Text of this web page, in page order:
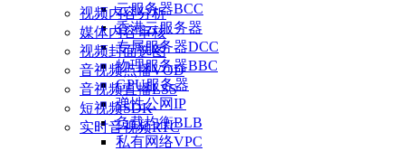
视频内容分析
媒体内容审核
视频封面选图
音视频点播VOD
音视频直播LSS
短视频SDK
实时音视频RTC
云服务器BCC
香港云服务器
专属服务器DCC
物理服务器BBC
GPU服务器
弹性公网IP
负载均衡BLB
私有网络VPC